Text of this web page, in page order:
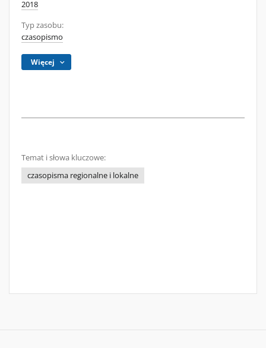
2018
Typ zasobu:
czasopismo
Więcej
Temat i słowa kluczowe:
czasopisma regionalne i lokalne